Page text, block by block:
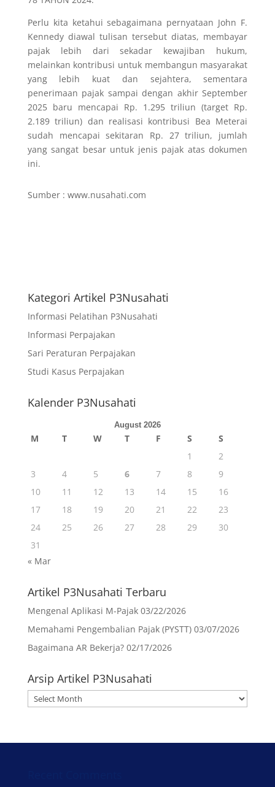
Perlu kita ketahui sebagaimana pernyataan John F.
Kennedy diawal tulisan tersebut diatas, membayar
pajak lebih dari sekadar kewajiban hukum,
melainkan kontribusi untuk membangun masyarakat
yang lebih kuat dan sejahtera, sementara
penerimaan pajak sampai dengan akhir September
2025 baru mencapai Rp. 1.295 triliun (target Rp.
2.189 triliun) dan realisasi kontribusi Bea Meterai
sudah mencapai sekitaran Rp. 27 triliun, jumlah
yang sangat besar untuk jenis pajak atas dokumen
ini.
Sumber : www.nusahati.com
Kategori Artikel P3Nusahati
Informasi Pelatihan P3Nusahati
Informasi Perpajakan
Sari Peraturan Perpajakan
Studi Kasus Perpajakan
Kalender P3Nusahati
August 2026
M T W T F S
S
1
2
3
4 5 6 7 8
9
10
11 12 13 14 15
16
17
18 19 20 21 22
23
24
25 26 27 28 29
30
31
« Mar
Artikel P3Nusahati Terbaru
Mengenal Aplikasi M-Pajak 03/22/2026
Memahami Pengembalian Pajak (PYSTT) 03/07/2026
Bagaimana AR Bekerja? 02/17/2026
Arsip Artikel P3Nusahati
Arsip
Artikel